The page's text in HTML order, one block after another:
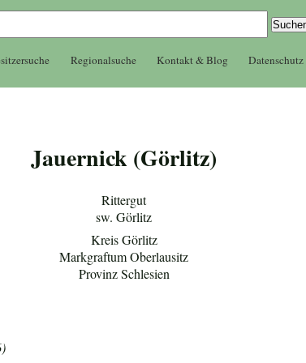
Regionalsuche Kontakt & Blog Datenschutz
Jauernick (Görlitz)
Rittergut
sw. Görlitz
Kreis Görlitz
Markgraftum Oberlausitz
Provinz Schlesien